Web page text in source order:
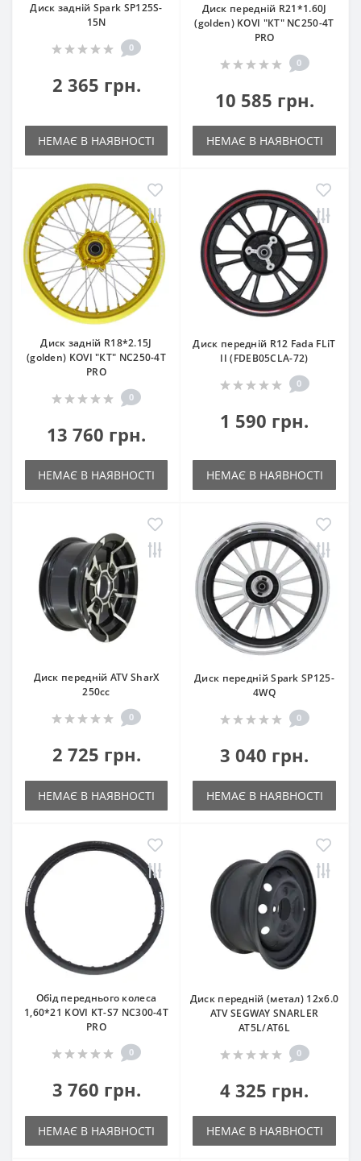
Диск задній Spark SP125S-
15N
0
2 365 грн.
НЕМАЄ В НАЯВНОСТІ
Диск передній R21*1.60J
(golden) KOVI "КТ" NC250-4Т
PRO
0
10 585 грн.
НЕМАЄ В НАЯВНОСТІ
Диск задній R18*2.15J
(golden) KOVI "КТ" NC250-4Т
PRO
0
13 760 грн.
НЕМАЄ В НАЯВНОСТІ
Диск передній R12 Fada FLiT
II (FDEB05СLA-72)
0
1 590 грн.
НЕМАЄ В НАЯВНОСТІ
Диск передній ATV SharX
250сс
0
2 725 грн.
НЕМАЄ В НАЯВНОСТІ
Диск передній Spark SP125-
4WQ
0
3 040 грн.
НЕМАЄ В НАЯВНОСТІ
Обід переднього колеса
1,60*21 KOVI KT-S7 NC300-4Т
PRO
0
3 760 грн.
НЕМАЄ В НАЯВНОСТІ
Диск передній (метал) 12x6.0
ATV SEGWAY SNARLER
AT5L/AT6L
0
4 325 грн.
НЕМАЄ В НАЯВНОСТІ